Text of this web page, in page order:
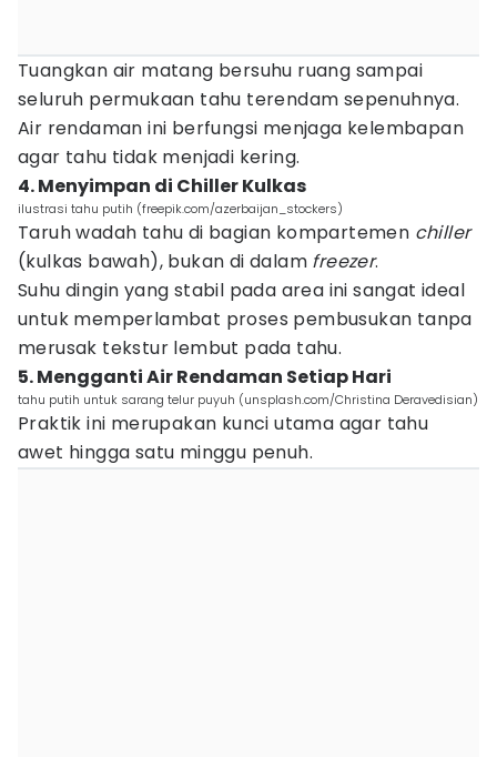
Tuangkan air matang bersuhu ruang sampai
seluruh permukaan tahu terendam sepenuhnya.
Air rendaman ini berfungsi menjaga kelembapan
agar tahu tidak menjadi kering.
4. Menyimpan di Chiller Kulkas
ilustrasi tahu putih (freepik.com/azerbaijan_stockers)
Taruh wadah tahu di bagian kompartemen chiller
(kulkas bawah), bukan di dalam freezer.
Suhu dingin yang stabil pada area ini sangat ideal
untuk memperlambat proses pembusukan tanpa
merusak tekstur lembut pada tahu.
5. Mengganti Air Rendaman Setiap Hari
tahu putih untuk sarang telur puyuh (unsplash.com/Christina Deravedisian)
Praktik ini merupakan kunci utama agar tahu
awet hingga satu minggu penuh.